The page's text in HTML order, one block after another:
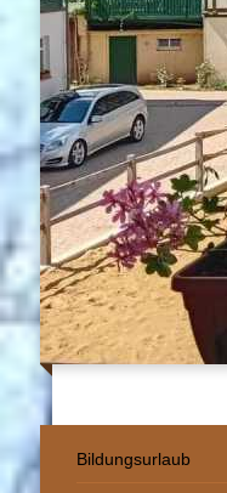
Bildungsurlaub